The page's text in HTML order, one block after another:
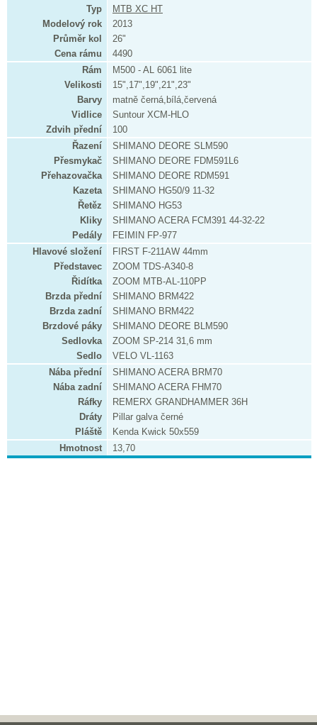
Typ
MTB XC HT
Modelový rok
2013
Průměr kol
26"
Cena rámu
4490
Rám
M500 - AL 6061 lite
Velikosti
15",17",19",21",23"
Barvy
matně černá,bílá,červená
Vidlice
Suntour XCM-HLO
Zdvih přední
100
Řazení
SHIMANO DEORE SLM590
Přesmykač
SHIMANO DEORE FDM591L6
Přehazovačka
SHIMANO DEORE RDM591
Kazeta
SHIMANO HG50/9 11-32
Řetěz
SHIMANO HG53
Kliky
SHIMANO ACERA FCM391 44-32-22
Pedály
FEIMIN FP-977
Hlavové složení
FIRST F-211AW 44mm
Představec
ZOOM TDS-A340-8
Řidítka
ZOOM MTB-AL-110PP
Brzda přední
SHIMANO BRM422
Brzda zadní
SHIMANO BRM422
Brzdové páky
SHIMANO DEORE BLM590
Sedlovka
ZOOM SP-214 31,6 mm
Sedlo
VELO VL-1163
Nába přední
SHIMANO ACERA BRM70
Nába zadní
SHIMANO ACERA FHM70
Ráfky
REMERX GRANDHAMMER 36H
Dráty
Pillar galva černé
Pláště
Kenda Kwick 50x559
Hmotnost
13,70